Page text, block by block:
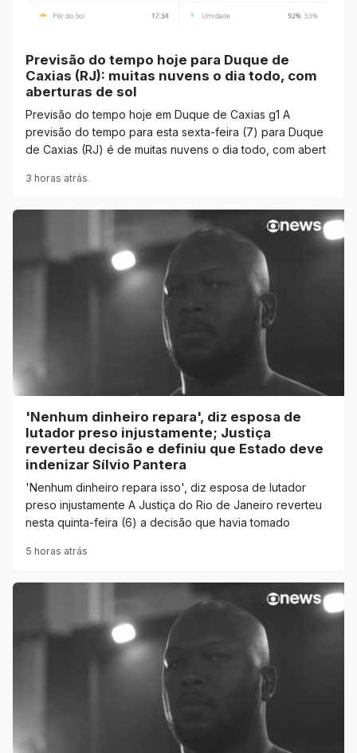
Previsão do tempo hoje para Duque de
Caxias (RJ): muitas nuvens o dia todo, com
aberturas de sol
Previsão do tempo hoje em Duque de Caxias g1 A
previsão do tempo para esta sexta-feira (7) para Duque
de Caxias (RJ) é de muitas nuvens o dia todo, com abert
3 horas atrás
'Nenhum dinheiro repara', diz esposa de
lutador preso injustamente; Justiça
reverteu decisão e definiu que Estado deve
indenizar Sílvio Pantera
'Nenhum dinheiro repara isso', diz esposa de lutador
preso injustamente A Justiça do Rio de Janeiro reverteu
nesta quinta-feira (6) a decisão que havia tomado
5 horas atrás